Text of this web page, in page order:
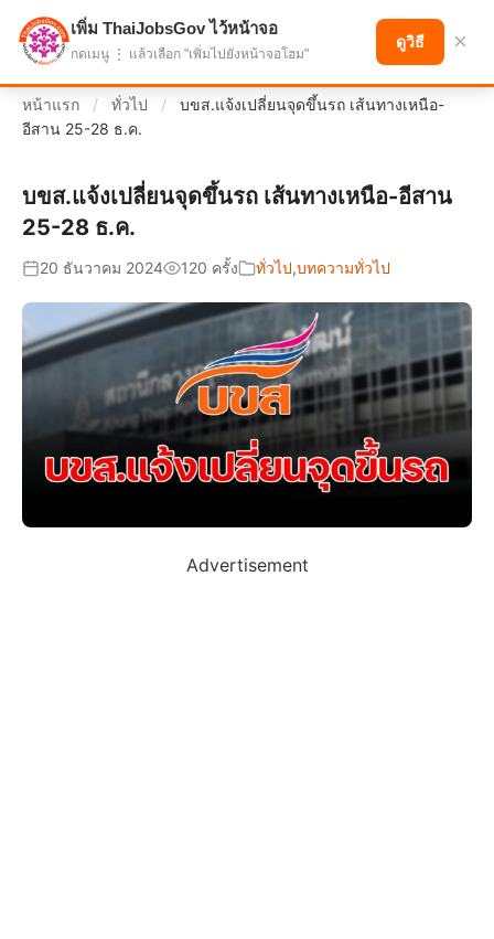
แบ่งปันโอกาส เพื่ออนาคตที่ก้าวหน้า
หน้าแรก / ทั่วไป /
บขส.แจ้งเปลี่ยนจุดขึ้นรถ เส้นทางเหนือ-
อีสาน 25-28 ธ.ค.
บขส.แจ้งเปลี่ยนจุดขึ้นรถ เส้นทางเหนือ-อีสาน
25-28 ธ.ค.
20 ธันวาคม 2024 120 ครั้ง ทั่วไป,บทความทั่วไป
Advertisement
เพิ่ม ThaiJobsGov ไว้หน้าจอ
กดเมนู ⋮ แล้วเลือก "เพิ่มไปยังหน้าจอโฮม"
ดูวิธี ×